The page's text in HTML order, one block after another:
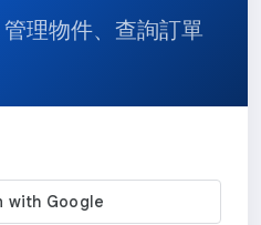
理物件、查詢訂單